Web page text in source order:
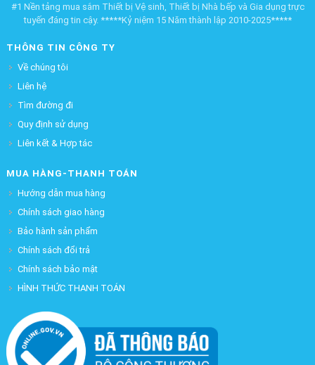
#1 Nền tảng mua sắm Thiết bị Vệ sinh, Thiết bị Nhà bếp và Gia dụng trực
tuyến đáng tin cậy. *****Kỷ niệm 15 Năm thành lập 2010-2025*****
THÔNG TIN CÔNG TY
Về chúng tôi
Liên hệ
Tìm đường đi
Quy định sử dụng
Liên kết & Hợp tác
MUA HÀNG-THANH TOÁN
Hướng dẫn mua hàng
Chính sách giao hàng
Bảo hành sản phẩm
Chính sách đổi trả
Chính sách bảo mật
HÌNH THỨC THANH TOÁN